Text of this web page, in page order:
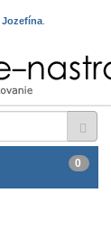
Jozefína
0